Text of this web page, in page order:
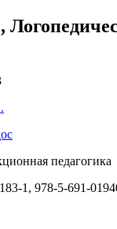
педагогика
1, 978-5-691-